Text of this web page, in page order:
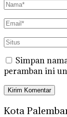
Simpan
peramban ini
Kota